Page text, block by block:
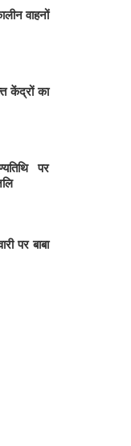
वाहनों
केंद्रों का
पर
पर बाबा